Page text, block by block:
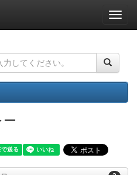
ナ
ビ
ー
ョ
ン